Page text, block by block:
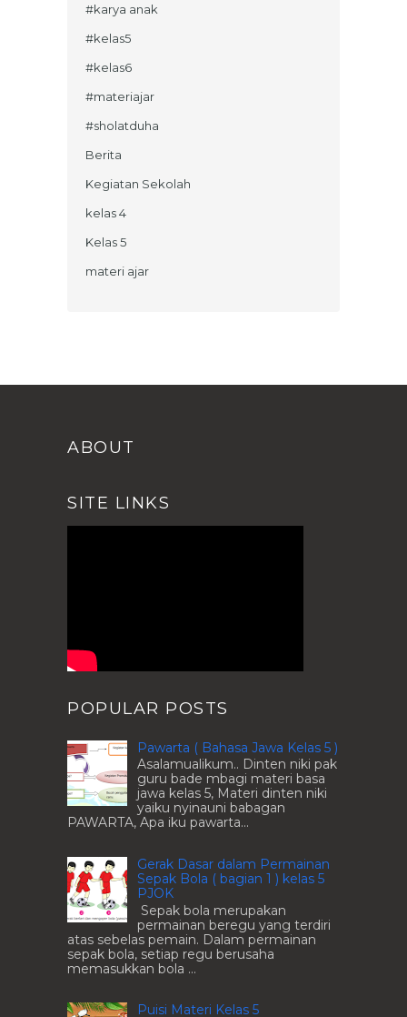
#karya anak
#kelas5
#kelas6
#materiajar
#sholatduha
Berita
Kegiatan Sekolah
kelas 4
Kelas 5
materi ajar
ABOUT
SITE LINKS
POPULAR POSTS
Pawarta ( Bahasa Jawa Kelas 5 )
Asalamualikum.. Dinten niki pak
guru bade mbagi materi basa
jawa kelas 5, Materi dinten niki
yaiku nyinauni babagan
PAWARTA, Apa iku pawarta...
Gerak Dasar dalam Permainan
Sepak Bola ( bagian 1 ) kelas 5
PJOK
Sepak bola merupakan
permainan beregu yang terdiri
atas sebelas pemain. Dalam permainan
sepak bola, setiap regu berusaha
memasukkan bola ...
Puisi Materi Kelas 5